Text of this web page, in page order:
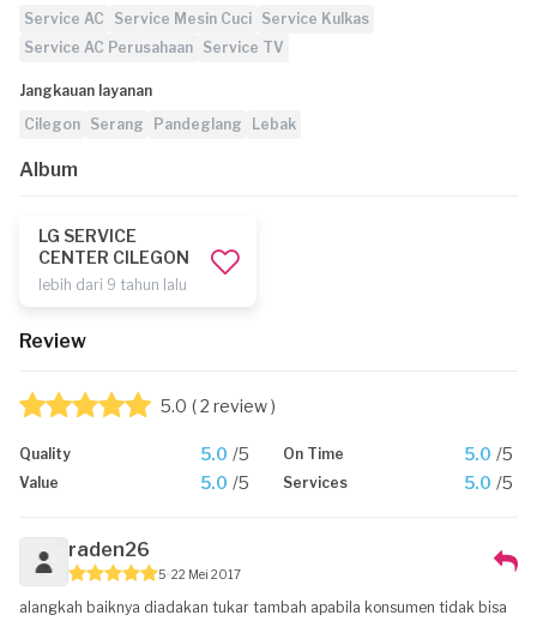
Service AC
Service Mesin Cuci Service Kulkas
Service AC Perusahaan Service TV
Jangkauan layanan
Cilegon Serang Pandeglang Lebak
Album
LG SERVICE
CENTER CILEGON
lebih dari 9 tahun lalu
Review
5.0 ( 2 review )
Quality 5.0 /5 On Time 5.0 /5
Value 5.0 /5 Services 5.0 /5
raden26
5 22 Mei 2017
alangkah baiknya diadakan tukar tambah apabila konsumen tidak bisa